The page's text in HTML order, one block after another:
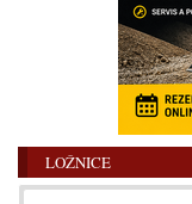
LOŽNICE